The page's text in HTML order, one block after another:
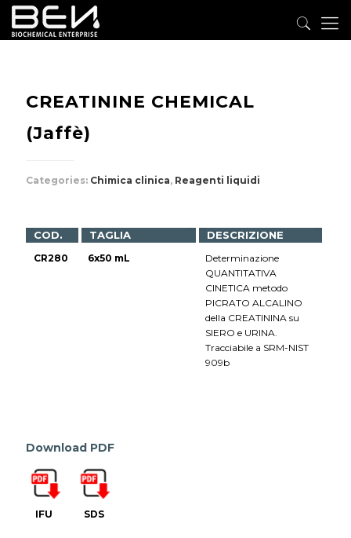
CREATININE CHEMICAL
(Jaffè)
Categories: Chimica clinica, Reagenti liquidi
COD. TAGLIA DESCRIZIONE
CR280 6x50 mL
Determinazione
QUANTITATIVA
CINETICA metodo
PICRATO ALCALINO
della CREATININA su
SIERO e URINA.
Tracciabile a SRM-NIST
909b
Download PDF
IFU SDS